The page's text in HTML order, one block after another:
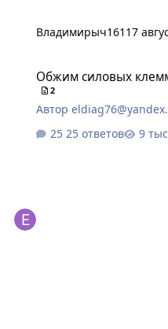
Владимирыч161 17
Обжим силовых
2
Автор
25 ответов